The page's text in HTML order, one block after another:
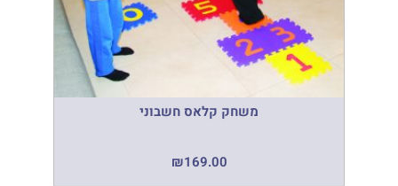
משחק קלאס חשבוני
₪169.00